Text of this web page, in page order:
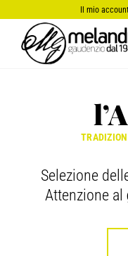
al
contenuto
Il mio account
Selezione
Attenzione al